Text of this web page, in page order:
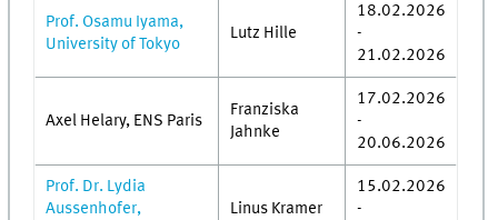
Prof. Osamu Iyama,
University of Tokyo
Lutz Hille
18.02.2026
-
21.02.2026
Axel Helary, ENS Paris
Franziska
Jahnke
17.02.2026
-
20.06.2026
Prof. Dr. Lydia
Aussenhofer,
Linus Kramer
15.02.2026
-